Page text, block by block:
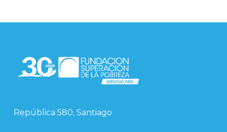
República 580, Santiago